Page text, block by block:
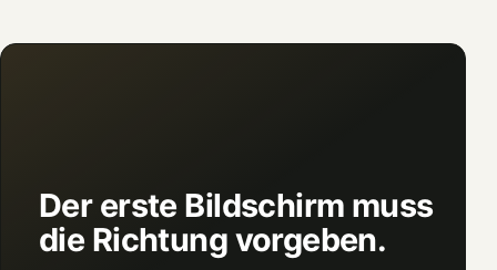
Der erste Bildschirm muss
die Richtung vorgeben.